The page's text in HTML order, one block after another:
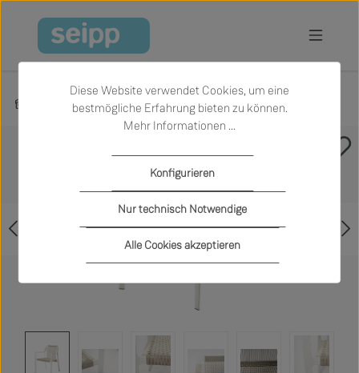
Zum Hauptinhalt springen
Produkte Sale Garten Outdoor Armlehnstühle
Diese Website verwendet Cookies, um eine
bestmögliche Erfahrung bieten zu können.
Mehr Informationen ...
Nur technisch Notwendige
Konfigurieren
Alle Cookies akzeptieren